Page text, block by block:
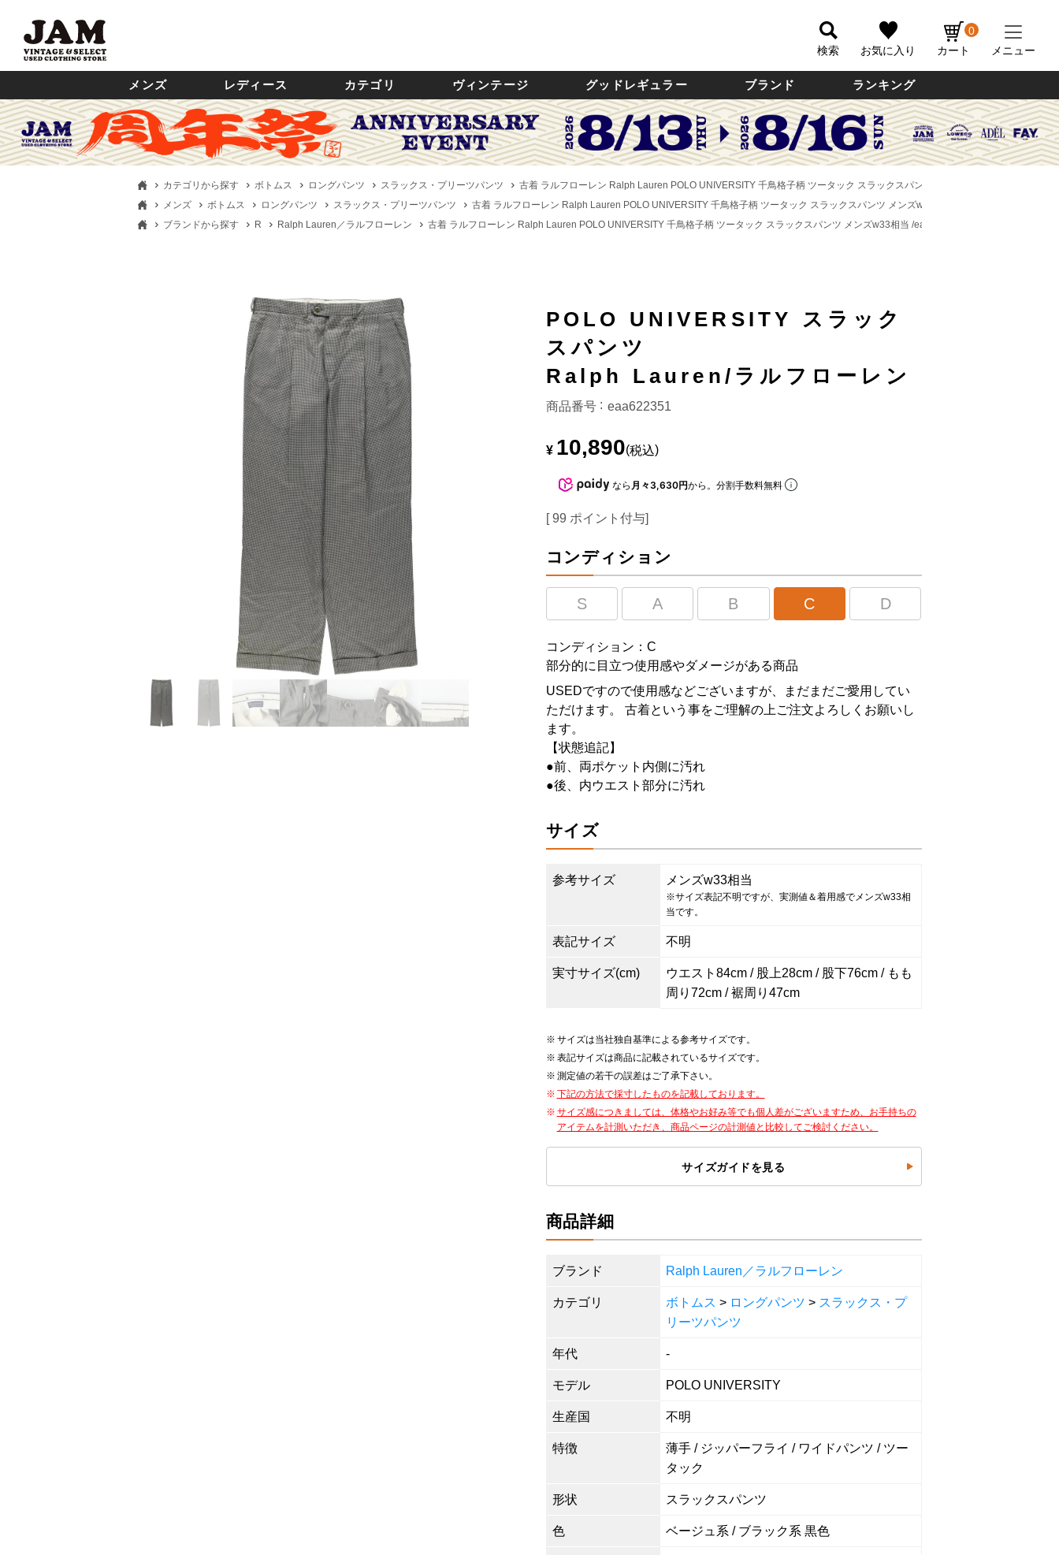
検索 お気に入り カート
0
メニュー
メンズ レディース カテゴリ ヴィンテージ グッドレギュラー ブランド ランキング
カテゴリから探す ボトムス ロングパンツ スラックス・プリーツパンツ
古着 ラルフローレン Ralph Lauren POLO UNIVERSITY 千鳥格子柄 ツータック スラックスパンツ メンズw33相当 /eaa622351
メンズ
ボトムス ロングパンツ スラックス・プリーツパンツ
古着 ラルフローレン Ralph Lauren POLO UNIVERSITY 千鳥格子柄 ツータック スラックスパンツ メンズw33相当 /eaa622351 【中古】
ブランドから探す
R Ralph Lauren／ラルフローレン 古着 ラルフローレン Ralph Lauren POLO UNIVERSITY 千鳥格子柄 ツータック スラックスパンツ メンズw33相当 /eaa622351 【中古】
POLO UNIVERSITY スラック
スパンツ
Ralph Lauren/ラルフローレン
商品番号 eaa622351
¥ 10,890 税込
なら 月々3,630円から。分割手数料無料
[ 99 ポイント付与]
コンディション
S A B C D
コンディション：C
部分的に目立つ使用感やダメージがある商品
USEDですので使用感などございますが、まだまだご愛用してい
ただけます。 古着という事をご理解の上ご注文よろしくお願いし
ます。
【状態追記】
●前、両ポケット内側に汚れ
●後、内ウエスト部分に汚れ
サイズ
参考サイズ メンズw33相当
※サイズ表記不明ですが、実測値＆着用感でメンズw33相
当です。
表記サイズ 不明
実寸サイズ(cm)
ウエスト84cm / 股上28cm / 股下76cm / もも
周り72cm / 裾周り47cm
サイズは当社独自基準による参考サイズです。
表記サイズは商品に記載されているサイズです。
測定値の若干の誤差はご了承下さい。
下記の方法で採寸したものを記載しております。
サイズ感につきましては、体格やお好み等でも個人差がございますため、お手持ちの
アイテムを計測いただき、商品ページの計測値と比較してご検討ください。
サイズガイドを見る
商品詳細
ブランド Ralph Lauren／ラルフローレン
カテゴリ ボトムス > ロングパンツ > スラックス・プ
リーツパンツ
年代 -
モデル POLO UNIVERSITY
生産国 不明
特徴
薄手 / ジッパーフライ / ワイドパンツ / ツー
タック
形状 スラックスパンツ
色 ベージュ系 / ブラック系 黒色